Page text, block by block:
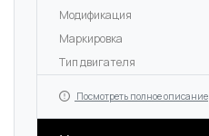
Модификация
Маркировка
Тип двигателя
Посмотреть полное описание